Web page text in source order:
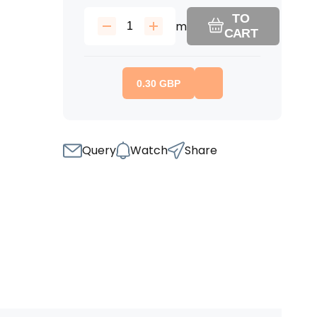
m
TO
CART
0.30 GBP
Query Watch Share